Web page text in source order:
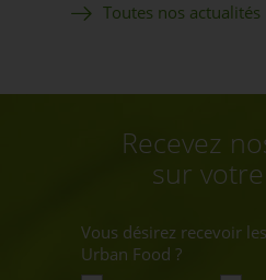
Toutes nos actualités
Recevez
sur
Vous désirez recevoir
Urban Food ?